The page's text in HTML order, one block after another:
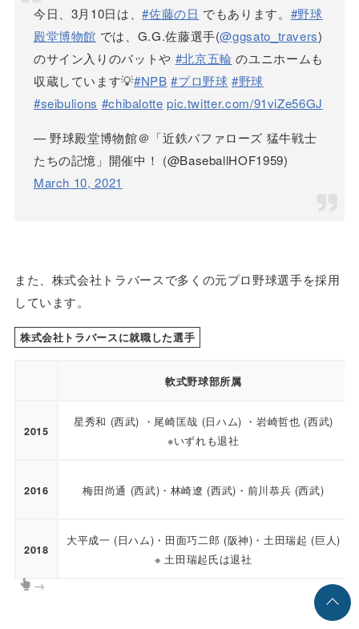
今日、3月10日は、#佐藤の日 でもあります。 #野球
殿堂博物館 では、G.G.佐藤選手(@ggsato_travers)
のサイン入りのバットや #北京五輪 のユニホームも
収蔵しています💡#NPB #プロ野球 #野球
#seibulions #chibalotte pic.twitter.com/91viZe56GJ
— 野球殿堂博物館＠「近鉄バファローズ 猛牛戦士
たちの記憶」開催中！ (@BaseballHOF1959)
March 10, 2021
また、株式会社トラバースで多くの元プロ野球選手を採用
しています。
株式会社トラバースに就職した選手
軟式野球部所属
2015
星秀和 (西武) ・尾崎匡哉 (日ハム) ・岩崎哲也 (西武)
※いずれも退社
2016 梅田尚通 (西武)・林崎遼 (西武)・前川恭兵 (西武)
2018
大平成一 (日ハム)・田面巧二郎 (阪神)・土田瑞起 (巨人)
※ 土田瑞起氏は退社
→